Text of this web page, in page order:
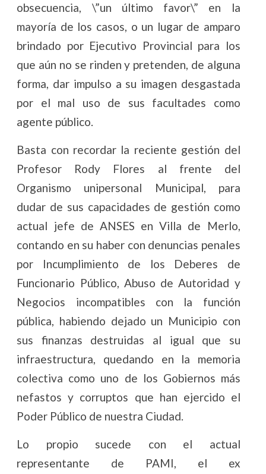
obsecuencia, \”un último favor\” en la
mayoría de los casos, o un lugar de amparo
brindado por Ejecutivo Provincial para los
que aún no se rinden y pretenden, de alguna
forma, dar impulso a su imagen desgastada
por el mal uso de sus facultades como
agente público.
Basta con recordar la reciente gestión del
Profesor Rody Flores al frente del
Organismo unipersonal Municipal, para
dudar de sus capacidades de gestión como
actual jefe de ANSES en Villa de Merlo,
contando en su haber con denuncias penales
por Incumplimiento de los Deberes de
Funcionario Público, Abuso de Autoridad y
Negocios incompatibles con la función
pública, habiendo dejado un Municipio con
sus finanzas destruidas al igual que su
infraestructura, quedando en la memoria
colectiva como uno de los Gobiernos más
nefastos y corruptos que han ejercido el
Poder Público de nuestra Ciudad.
Lo propio sucede con el actual
representante de PAMI, el ex